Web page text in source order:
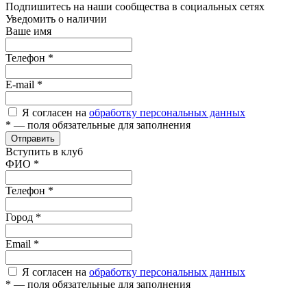
Подпишитесь на наши сообщества в социальных сетях
Уведомить о наличии
Ваше имя
Телефон *
E-mail *
Я согласен на обработку персональных данных
* — поля обязательные для заполнения
Отправить
Вступить в клуб
ФИО *
Телефон *
Город *
Email *
Я согласен на обработку персональных данных
* — поля обязательные для заполнения